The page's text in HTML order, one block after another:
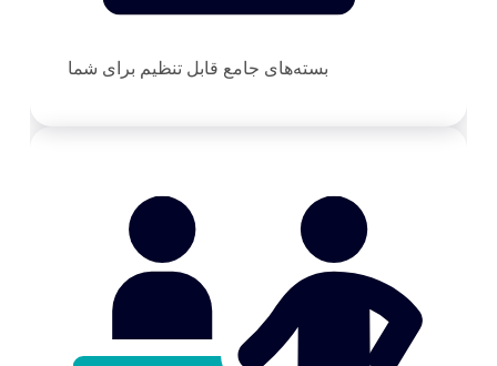
بسته‌های جامع قابل تنظیم برای شما